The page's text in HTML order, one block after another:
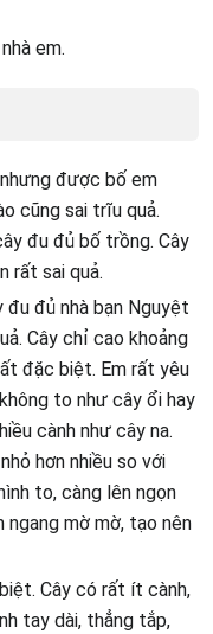
em.
được bố em
cũng sai trĩu quả.
đu đủ bố trồng. Cây
rất sai quả.
đu đủ nhà bạn Nguyệt
Cây chỉ cao khoảng
đặc biệt. Em rất yêu
to như cây ổi hay
cành như cây na.
hơn nhiều so với
to, càng lên ngọn
ngang mờ mờ, tạo nên
Cây có rất ít cành,
tay dài, thẳng tắp,